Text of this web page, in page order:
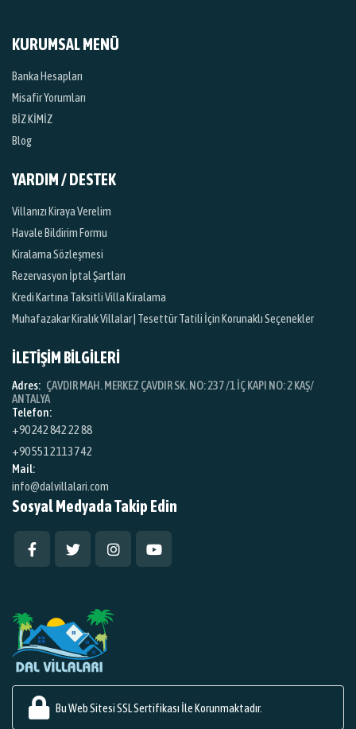
KURUMSAL MENÜ
Banka Hesapları
Misafir Yorumları
BİZ KİMİZ
Blog
YARDIM / DESTEK
Villanızı Kiraya Verelim
Havale Bildirim Formu
Kiralama Sözleşmesi
Rezervasyon İptal Şartları
Kredi Kartına Taksitli Villa Kiralama
Muhafazakar Kiralık Villalar | Tesettür Tatili İçin Korunaklı Seçenekler
İLETİŞİM BİLGİLERİ
Adres: ÇAVDIR MAH. MERKEZ ÇAVDIR SK. NO: 237 /1 İÇ KAPI NO: 2 KAŞ/
ANTALYA
Telefon:
+90 242 842 22 88
+90 551 211 37 42
Mail:
info@dalvillalari.com
Sosyal Medyada Takip Edin
Bu Web Sitesi SSL Sertifikası İle Korunmaktadır.